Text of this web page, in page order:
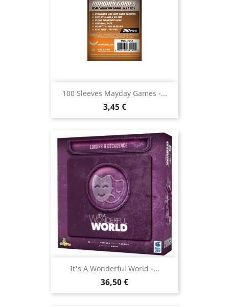
100 Sleeves Mayday Games -...
Prix
3,45 €
It's A Wonderful World -...
Prix
36,50 €